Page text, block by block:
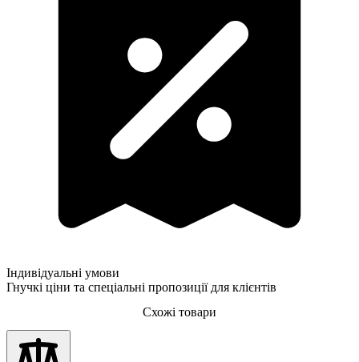
Індивідуальні умови
Гнучкі ціни та спеціальні пропозиції для клієнтів
Схожі товари